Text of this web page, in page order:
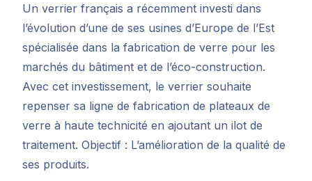
Un verrier français a récemment investi dans
l’évolution d’une de ses usines d’Europe de l’Est
spécialisée dans la fabrication de verre pour les
marchés du bâtiment et de l’éco-construction.
Avec cet investissement, le verrier souhaite
repenser sa ligne de fabrication de plateaux de
verre à haute technicité en ajoutant un ilot de
traitement. Objectif : L’amélioration de la qualité de
ses produits.